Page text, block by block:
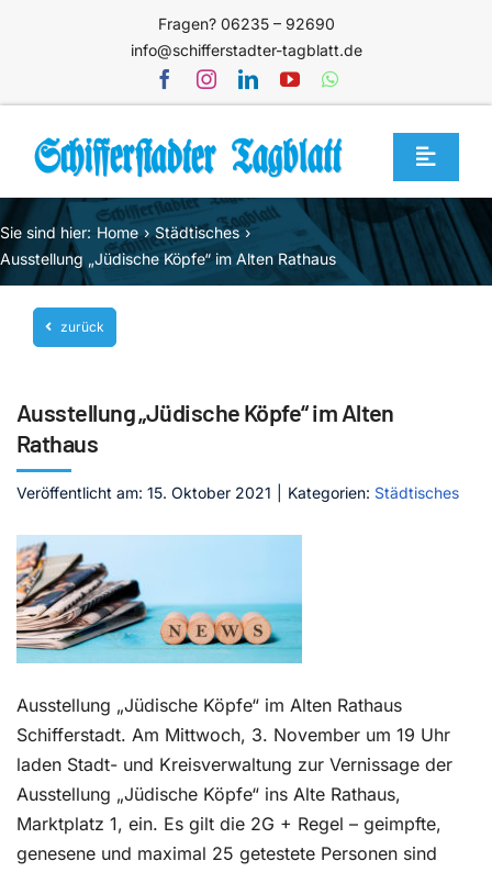
Fragen? 06235 – 92690
info@schifferstadter-tagblatt.de
Toggle
Home
Themen
Blog
Unternehmen
Mediathek
Jetzt abonnieren
Sie sind hier: Home
Städtisches
Ausstellung „Jüdische Köpfe“ im Alten Rathaus
zurück
Ausstellung „Jüdische Köpfe“ im Alten
Rathaus
Veröffentlicht am: 15. Oktober 2021 Kategorien: Städtisches
Ausstellung „Jüdische Köpfe“ im Alten Rathaus
Schifferstadt. Am Mittwoch, 3. November um 19 Uhr
laden Stadt- und Kreisverwaltung zur Vernissage der
Ausstellung „Jüdische Köpfe“ ins Alte Rathaus,
Marktplatz 1, ein. Es gilt die 2G + Regel – geimpfte,
genesene und maximal 25 getestete Personen sind